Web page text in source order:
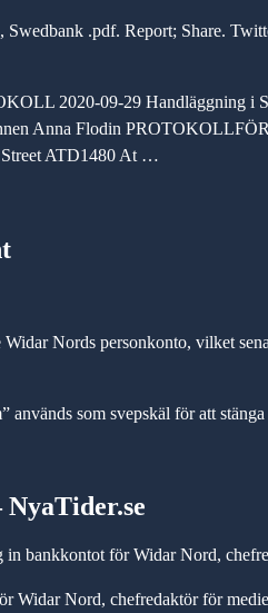
.pdf. Report; Share.
2020-09-29 Handläggning i
Anna Flodin
Street ATD1480 At …
Nords personkonto, vilket
som svepskäl för att
bankkontot för Widar Nord,
Widar Nord, chefredaktör för